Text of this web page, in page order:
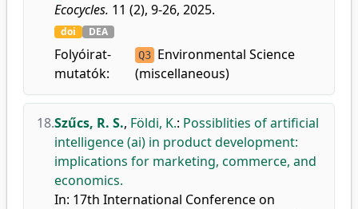
Ecocycles. 11 (2), 9-26, 2025.
doi DEA
Folyóirat-
mutatók:
Q3 Environmental Science
(miscellaneous)
18.Szűcs, R. S., Földi, K.: Possiblities of artificial
intelligence (ai) in product development:
implications for marketing, commerce, and
economics.
In: 17th International Conference on